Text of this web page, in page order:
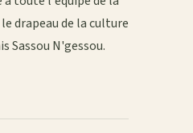
drapeau de la culture
Sassou N'gessou.